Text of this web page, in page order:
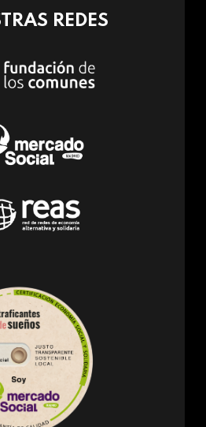
REDES